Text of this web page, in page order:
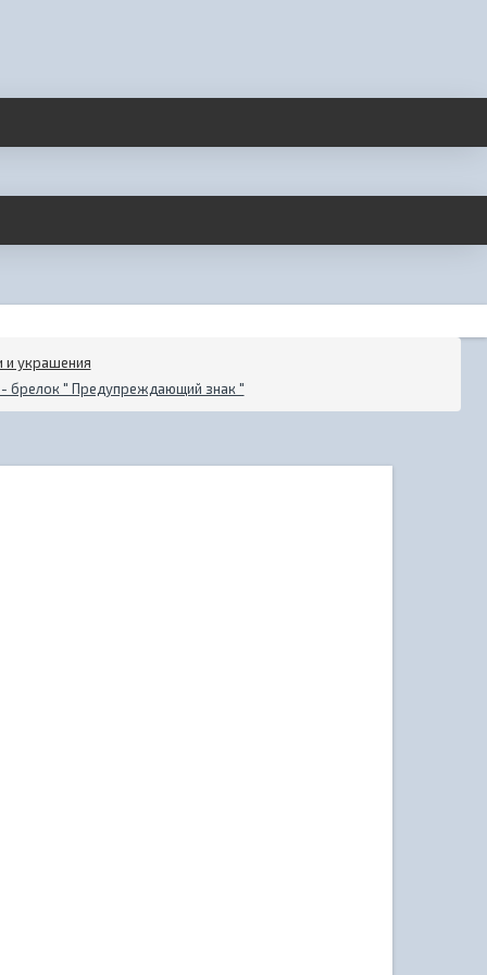
и украшения
- брелок " Предупреждающий знак "